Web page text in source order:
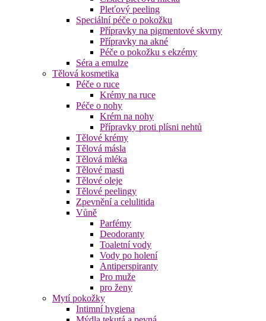
Pleťový peeling
Speciální péče o pokožku
Přípravky na pigmentové skvrny
Přípravky na akné
Péče o pokožku s ekzémy
Séra a emulze
Tělová kosmetika
Péče o ruce
Krémy na ruce
Péče o nohy
Krém na nohy
Přípravky proti plísni nehtů
Tělové krémy
Tělová másla
Tělová mléka
Tělové masti
Tělové oleje
Tělové peelingy
Zpevnění a celulitida
Vůně
Parfémy
Deodoranty
Toaletní vody
Vody po holení
Antiperspiranty
Pro muže
pro ženy
Mytí pokožky
Intimní hygiena